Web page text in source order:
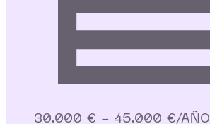
30.000 € - 45.000 €/AÑO